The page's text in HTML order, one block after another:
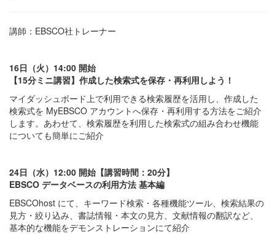
講師：EBSCO社トレーナー
16日（火）14:00 開始
【15分ミニ講習】作成した検索式を保存・再利用しよう！
マイダッシュボード上で利用できる検索履歴を活用し、作成した
検索式を MyEBSCO アカウントへ保存・再利用する方法をご紹介
します。あわせて、検索履歴を利用した検索式の組み合わせ機能
についても簡単にご紹介
24日（水）12:00 開始【講習時間：20分】
EBSCO データベースの利用方法 基本編
EBSCOhost にて、キーワード検索・各種機能ツール、検索結果の
見方・絞り込み、書誌情報・本文の見方、文献情報の翻訳など、
基本的な機能をデモンストレーションにて紹介